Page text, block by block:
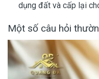
dụng đất và cấp lại
Một số câu hỏi